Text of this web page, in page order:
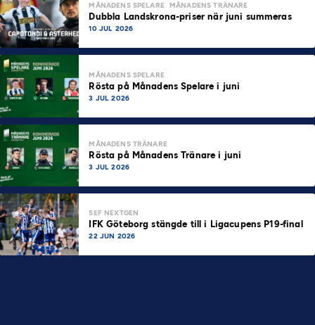
MÅNADENS SPELARE MÅNADENS TRÄNARE
Dubbla Landskrona-priser när juni summeras
10 JUL 2026
MÅNADENS SPELARE
Rösta på Månadens Spelare i juni
3 JUL 2026
MÅNADENS TRÄNARE
Rösta på Månadens Tränare i juni
3 JUL 2026
SEF NEXTGEN
IFK Göteborg stängde till i Ligacupens P19-final
22 JUN 2026